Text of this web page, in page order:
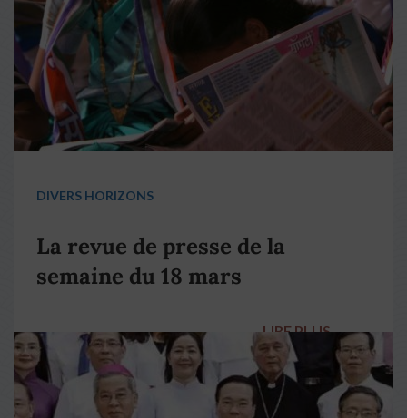
DIVERS HORIZONS
La revue de presse de la
semaine du 18 mars
LIRE PLUS →